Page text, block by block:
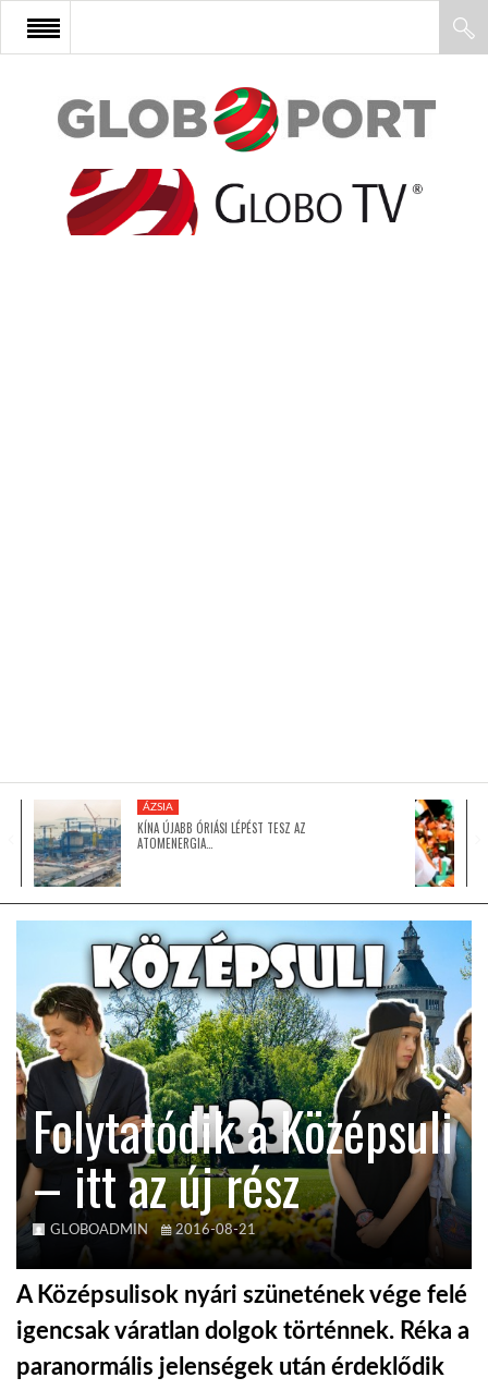
FŐOLDAL
AFRIKA
GLOBOTV BP
TROPICALMAGAZIN
GLOBOTV
AFRIKA TUDÁSTÁR
A NAP SZÉPE
LINKTR.EE
GLOBOZSARU
ÁZSIA
KÍNA ÚJABB ÓRIÁSI LÉPÉST TESZ AZ
ATOMENERGIA…
Folytatódik a Középsuli
– itt az új rész
GLOBOADMIN 2016-08-21
A Középsulisok nyári szünetének vége felé
igencsak váratlan dolgok történnek. Réka a
paranormális jelenségek után érdeklődik